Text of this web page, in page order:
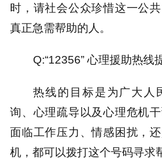
时，请社会公众珍惜这一公
真正急需帮助的人。
Q:“12356” 心理援助热线
热线的目标是为广大人
询、心理疏导以及心理危机
面临工作压力、情感困扰，
机，都可以拨打这个号码寻求